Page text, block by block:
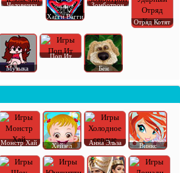
Человечки
Хагги Вагги
Зомботрон
Отряд Котят
Музыка
Поп Ит
Бен
Монстр Хай Хейзел Анна Эльза Винкс